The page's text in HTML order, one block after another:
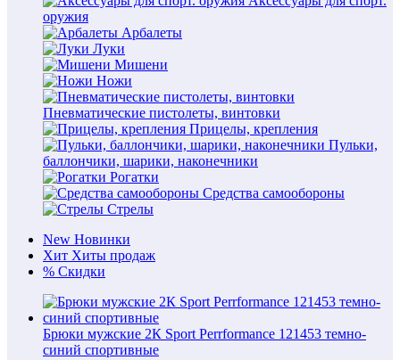
оружия
Арбалеты
Луки
Мишени
Ножи
Пневматические пистолеты, винтовки
Прицелы, крепления
Пульки,
баллончики, шарики, наконечники
Рогатки
Средства самообороны
Стрелы
New Новинки
Хит Хиты продаж
% Скидки
Брюки мужские 2К Sport Perrformance 121453 темно-
синий спортивные